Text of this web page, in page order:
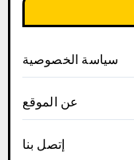
سياسة الخصوصية
عن الموقع
إتصل بنا